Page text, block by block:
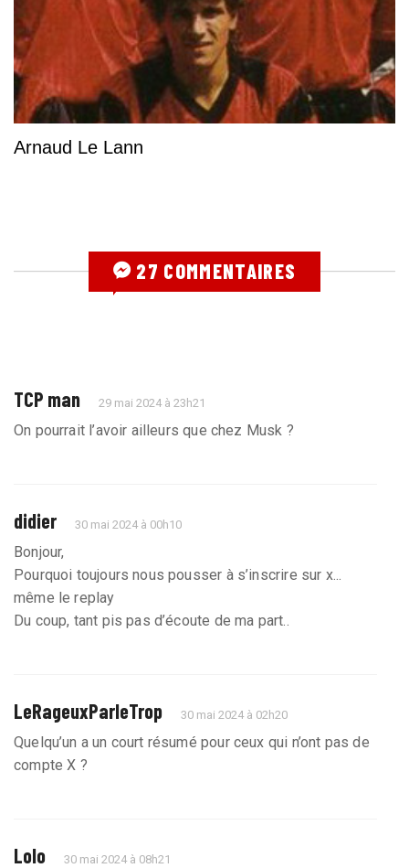
Arnaud Le Lann
27 COMMENTAIRES
TCP man 29 mai 2024 à 23h21
On pourrait l’avoir ailleurs que chez Musk ?
didier 30 mai 2024 à 00h10
Bonjour,
Pourquoi toujours nous pousser à s’inscrire sur x...
même le replay
Du coup, tant pis pas d’écoute de ma part..
LeRageuxParleTrop 30 mai 2024 à 02h20
Quelqu’un a un court résumé pour ceux qui n’ont pas de
compte X ?
Lolo 30 mai 2024 à 08h21